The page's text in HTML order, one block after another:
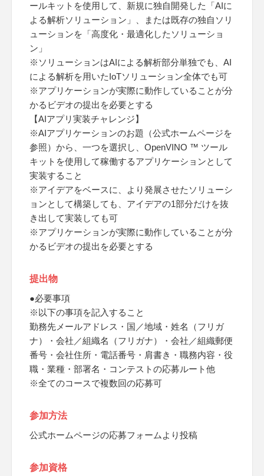
ールキットを使用して、新規に独自開発した「AIに
よる解析ソリューション」、または既存の独自ソリ
ューションを「高度化・最適化したソリューショ
ン」
※ソリューションはAIによる解析部分単独でも、AI
による解析を用いたIoTソリューション全体でも可
※アプリケーションが実際に動作していることが分
かるビデオの提出を必要とする
【AIアプリ実装チャレンジ】
※AIアプリケーションのお題（公式ホームページを
参照）から、一つを選択し、OpenVINO ™ ツール
キットを使用して稼働するアプリケーションとして
実装すること
※アイデアをベースに、より発展させたソリューシ
ョンとして構築しても、アイデアの1部分だけを抜
き出して実装しても可
※アプリケーションが実際に動作していることが分
かるビデオの提出を必要とする
提出物
●必要事項
※以下の事項を記入すること
勤務先メールアドレス・国／地域・姓名（フリガ
ナ）・会社／組織名（フリガナ）・会社／組織郵便
番号・会社住所・電話番号・肩書き・職務内容・役
職・業種・部署名・コンテストの応募ルート他
※全てのコースで複数回の応募可
参加方法
公式ホームページの応募フォームより投稿
参加資格